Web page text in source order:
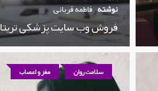
نوشته فاطمه قربانی
فروش وب سایت پزشکی تریتا
سلامت روان مغز و اعصاب